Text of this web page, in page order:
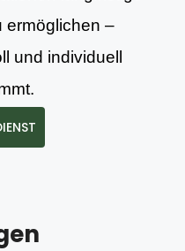
ermöglichen –
und individuell